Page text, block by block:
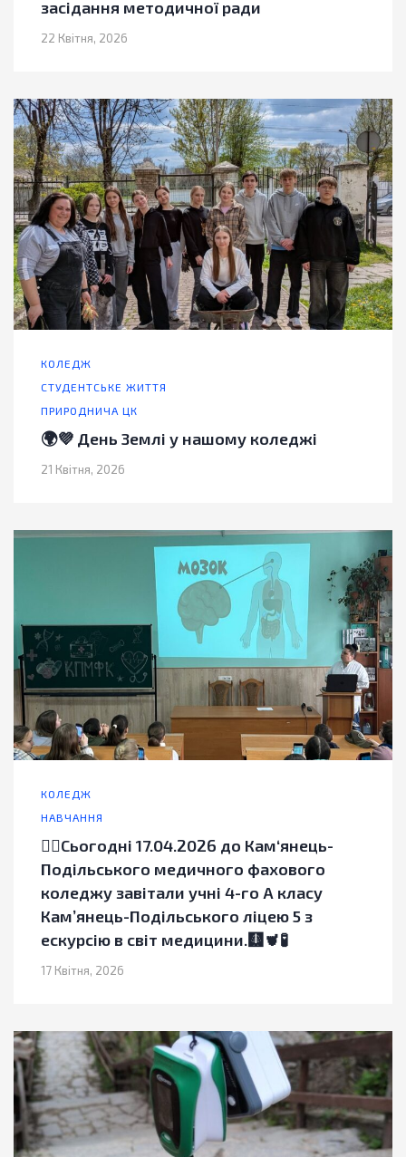
засідання методичної ради
22 Квітня, 2026
КОЛЕДЖ
СТУДЕНТСЬКЕ ЖИТТЯ
ПРИРОДНИЧА ЦК
🌍💜 День Землі у нашому коледжі
21 Квітня, 2026
КОЛЕДЖ
НАВЧАННЯ
✍🏻Сьогодні 17.04.2026 до Кам‘янець-
Подільського медичного фахового
коледжу завітали учні 4-го А класу
Камʼянець-Подільського ліцею 5 з
ескурсію в світ медицини.🩻🫀🧪
17 Квітня, 2026